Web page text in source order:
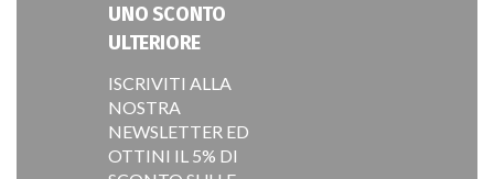
UNO SCONTO
ULTERIORE
ISCRIVITI ALLA
NOSTRA
NEWSLETTER ED
OTTINI IL 5% DI